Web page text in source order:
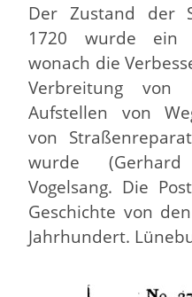
Der Zustand der
1720 wurde ein
wonach die
Verbreitung von
Aufstellen von
von
wurde
Vogelsang. Die
Geschichte von
Jahrhundert.